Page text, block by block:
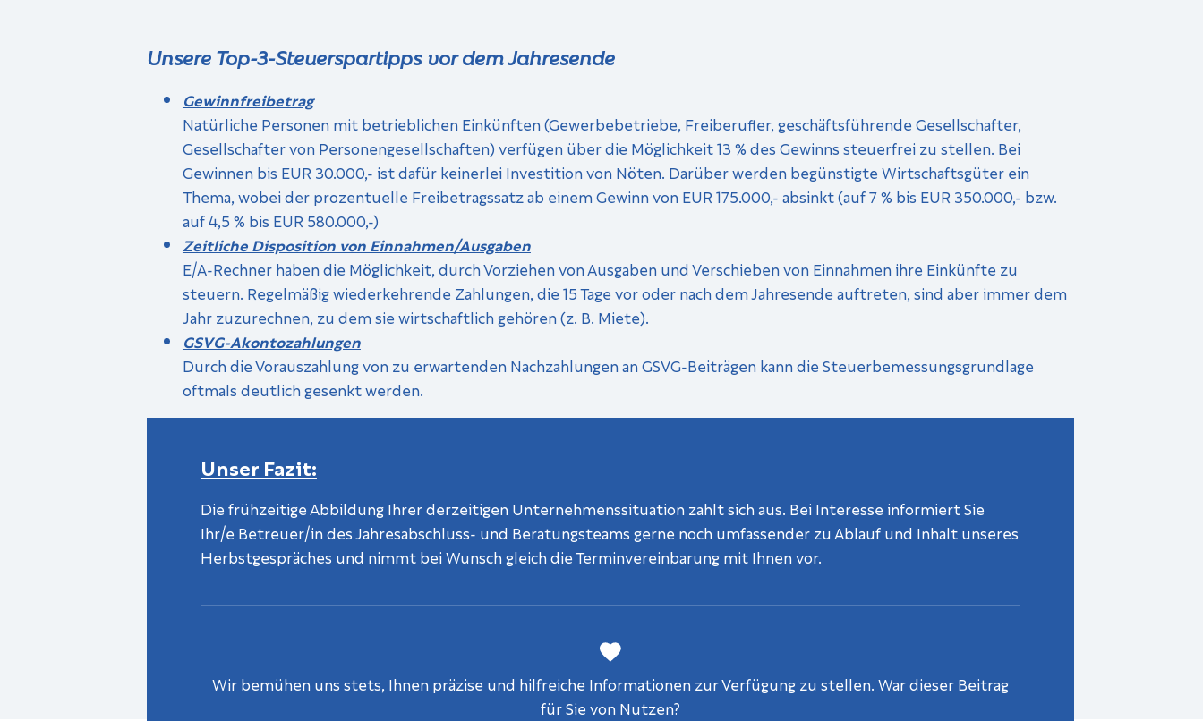
Unsere Top-3-Steuerspartipps vor dem Jahresende
Gewinnfreibetrag
Natürliche Personen mit betrieblichen Einkünften (Gewerbebetriebe, Freiberufler, geschäftsführende Gesellschafter,
Gesellschafter von Personengesellschaften) verfügen über die Möglichkeit 13 % des Gewinns steuerfrei zu stellen. Bei
Gewinnen bis EUR 30.000,- ist dafür keinerlei Investition von Nöten. Darüber werden begünstigte Wirtschaftsgüter ein
Thema, wobei der prozentuelle Freibetrags­satz ab einem Gewinn von EUR 175.000,- absinkt (auf 7 % bis EUR 350.000,- bzw.
auf 4,5 % bis EUR 580.000,-)
Zeitliche Disposition von Einnahmen/Ausgaben
E/A-Rechner haben die Möglichkeit, durch Vorziehen von Ausgaben und Verschieben von Einnahmen ihre Einkünfte zu
steuern. Regelmäßig wiederkehrende Zahlungen, die 15 Tage vor oder nach dem Jahresende auftreten, sind aber immer dem
Jahr zuzurechnen, zu dem sie wirtschaftlich gehören (z. B. Miete).
GSVG-Akontozahlungen
Durch die Vorauszahlung von zu erwartenden Nachzahlungen an GSVG-Beiträgen kann die Steuerbemessungsgrundlage
oftmals deutlich gesenkt werden.
Unser Fazit:
Die frühzeitige Abbildung Ihrer derzeitigen Unternehmenssituation zahlt sich aus. Bei Interesse informiert Sie
Ihr/e Betreuer/in des Jahresabschluss- und Beratungsteams gerne noch umfassender zu Ablauf und Inhalt unseres
Herbstgespräches und nimmt bei Wunsch gleich die Terminvereinbarung mit Ihnen vor.
Wir bemühen uns stets, Ihnen präzise und hilfreiche Informationen zur Verfügung zu stellen. War dieser Beitrag
für Sie von Nutzen?